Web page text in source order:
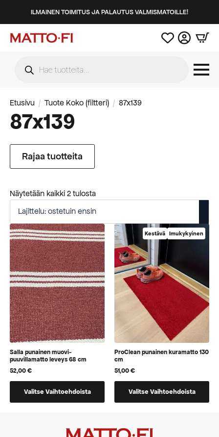
ILMAINEN TOIMITUS JA PALAUTUS VALMISMATOILLE!
search
Etusivu Tuote Koko (filtteri) 87x139
87x139
Rajaa tuotteita
Näytetään kaikki 2 tulostaSuosituimmat
Salla punainen muovi-
puuvillamatto leveys 68 cm
52,00€
Valitse Vaihtoehdoista
Kestävä Imukykyinen
ProClean punainen kuramatto 130
cm
51,00€
Valitse Vaihtoehdoista
jotka